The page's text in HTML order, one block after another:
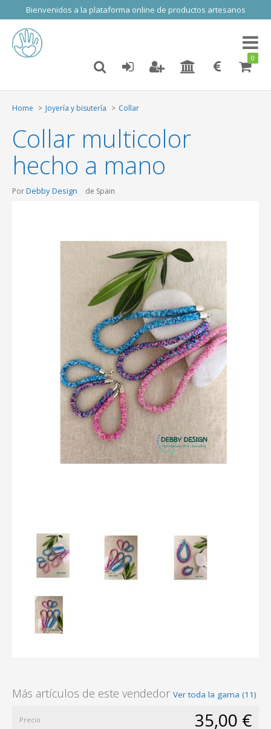
Bienvenidos a la plataforma online de productos artesanos
Toggle
0
Home Joyería y bisutería Collar
Collar multicolor
hecho a mano
PorDebby Design de Spain
Más artículos de este vendedor Ver toda la gama (11)
Precio 35,00 €